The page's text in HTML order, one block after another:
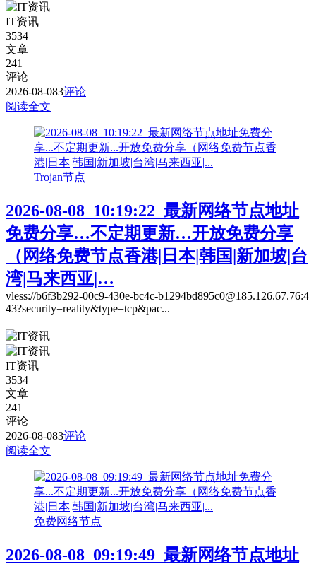
IT资讯
3534
文章
241
评论
2026-08-083评论
阅读全文
Trojan节点
2026-08-08_10:19:22_最新网络节点地址
免费分享…不定期更新…开放免费分享
（网络免费节点香港|日本|韩国|新加坡|台
湾|马来西亚|…
vless://b6f3b292-00c9-430e-bc4c-b1294bd895c0@185.126.67.76:4
43?security=reality&type=tcp&pac...
IT资讯
3534
文章
241
评论
2026-08-083评论
阅读全文
免费网络节点
2026-08-08_09:19:49_最新网络节点地址